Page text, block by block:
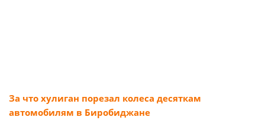
За что хулиган порезал колеса десяткам
автомобилям в Биробиджане